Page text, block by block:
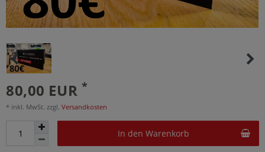
80,00 EUR *
* inkl. MwSt. zzgl. Versandkosten
In den Warenkorb